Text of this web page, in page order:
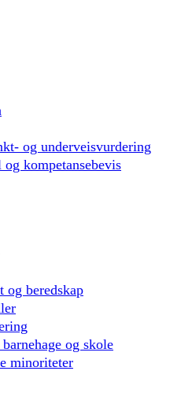
og underveisvurdering
kompetansebevis
og beredskap
og skole
minoriteter